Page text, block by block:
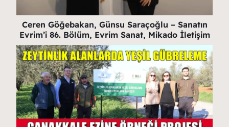
Ceren Göğebakan, Günsu Saraçoğlu – Sanatın
Evrim’i 86. Bölüm, Evrim Sanat, Mikado İletişim